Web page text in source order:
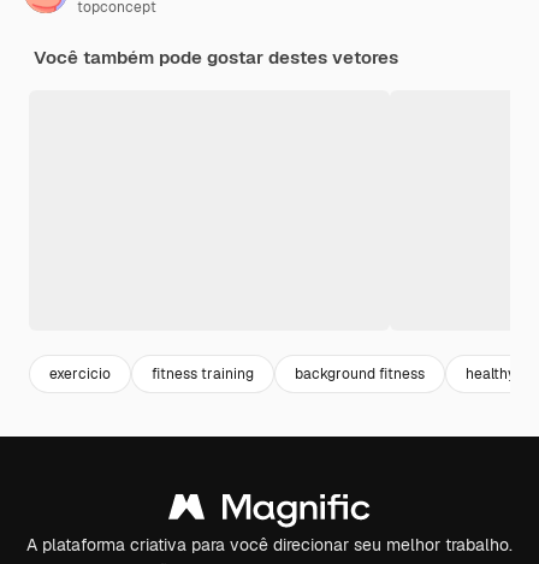
topconcept
Você também pode gostar destes vetores
exercicio fitness training background fitness healthy
A plataforma criativa para você direcionar seu melhor trabalho.